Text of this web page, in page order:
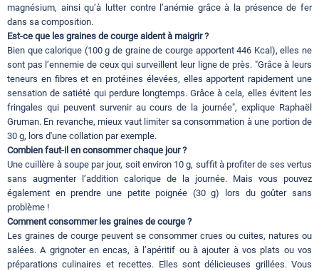
magnésium, ainsi qu’à lutter contre l’anémie grâce à la présence de fer
dans sa composition.
Est-ce que les graines de courge aident à maigrir ?
Bien que calorique (100 g de graine de courge apportent 446 Kcal), elles ne
sont pas l’ennemie de ceux qui surveillent leur ligne de près. "Grâce à leurs
teneurs en fibres et en protéines élevées, elles apportent rapidement une
sensation de satiété qui perdure longtemps. Grâce à cela, elles évitent les
fringales qui peuvent survenir au cours de la journée", explique Raphaël
Gruman. En revanche, mieux vaut limiter sa consommation à une portion de
30 g, lors d'une collation par exemple.
Combien faut-il en consommer chaque jour ?
Une cuillère à soupe par jour, soit environ 10 g, suffit à profiter de ses vertus
sans augmenter l’addition calorique de la journée. Mais vous pouvez
également en prendre une petite poignée (30 g) lors du goûter sans
problème !
Comment consommer les graines de courge ?
Les graines de courge peuvent se consommer crues ou cuites, natures ou
salées. A grignoter en encas, à l’apéritif ou à ajouter à vos plats ou vos
préparations culinaires et recettes. Elles sont délicieuses grillées. Vous